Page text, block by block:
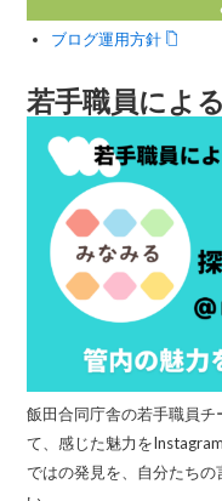
ブログ運用方針
若手職員によ
飯田合同庁舎の若手職員
て、感じた魅力を
ではの発見を、自分たち